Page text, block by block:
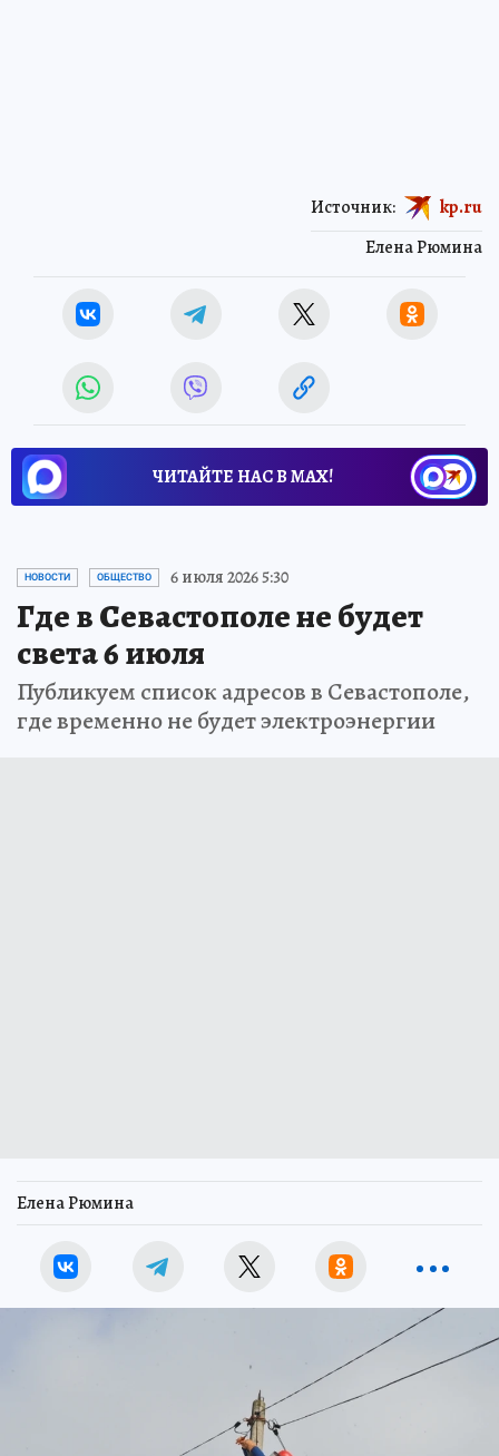
Елена Рюмина
Источник: kp.ru
ЧИТАЙТЕ НАС В МАХ!
НОВОСТИ ОБЩЕСТВО 6 июля 2026 5:30
Где в Севастополе не будет
света 6 июля
Публикуем список адресов в Севастополе,
где временно не будет электроэнергии
Елена Рюмина